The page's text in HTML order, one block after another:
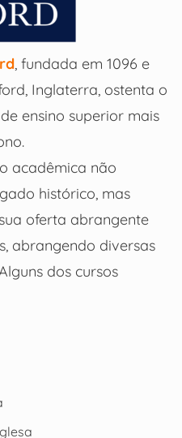
, fundada em 1096 e
Inglaterra, ostenta o
ensino superior mais
acadêmica não
histórico, mas
oferta abrangente
abrangendo diversas
dos cursos